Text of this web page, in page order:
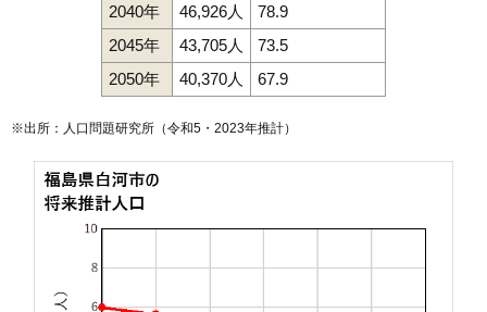
2040年
46,926人
78.9
2045年
43,705人
73.5
2050年
40,370人 67.9
※出所：人口問題研究所（令和5・2023年推計）